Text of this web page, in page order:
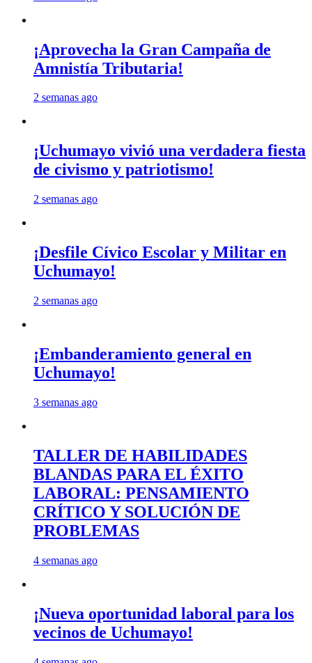
¡Aprovecha la Gran Campaña de
Amnistía Tributaria!
2 semanas ago
¡Uchumayo vivió una verdadera fiesta
de civismo y patriotismo!
2 semanas ago
¡Desfile Cívico Escolar y Militar en
Uchumayo!
2 semanas ago
¡Embanderamiento general en
Uchumayo!
3 semanas ago
TALLER DE HABILIDADES
BLANDAS PARA EL ÉXITO
LABORAL: PENSAMIENTO
CRÍTICO Y SOLUCIÓN DE
PROBLEMAS
4 semanas ago
¡Nueva oportunidad laboral para los
vecinos de Uchumayo!